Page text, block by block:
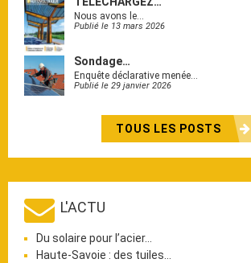
Nous avons le…
Publié le 13 mars 2026
Sondage…
Enquête déclarative menée…
Publié le 29 janvier 2026
TOUS LES POSTS
L'ACTU
Du solaire pour l’acier…
Haute-Savoie : des tuiles…